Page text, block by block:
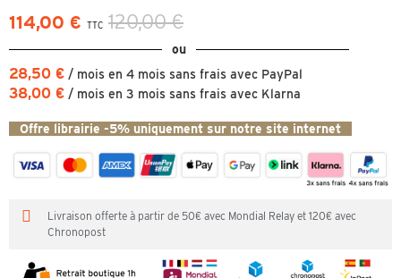
114,00 € TTC 120,00 €
ou
28,50 € / mois en 4 mois sans frais avec PayPal
38,00 € / mois en 3 mois sans frais avec Klarna
Offre librairie -5% uniquement sur notre site internet
Livraison offerte à partir de 50€ avec Mondial Relay et 120€ avec
Chronopost